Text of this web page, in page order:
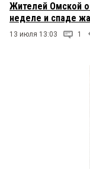
Жителей Омской
неделе и спаде
13 июля 13:03 1